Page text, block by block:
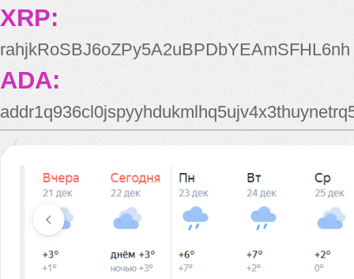
XRP:
rahjkRoSBJ6oZPy5A2uBPDbYEAmSFHL6nh
ADA: